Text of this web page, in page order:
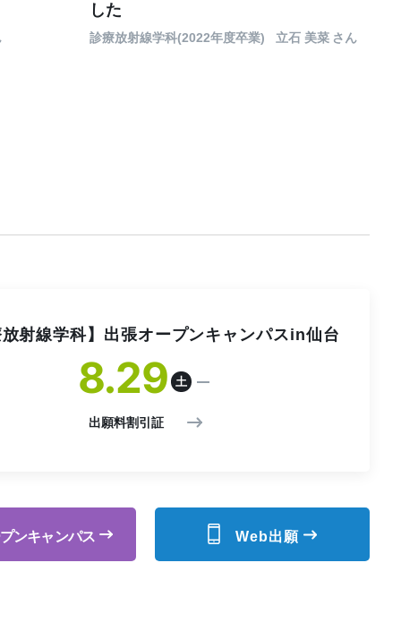
した
診療放射線学科(2022年度卒業) 立石 美菜 さん
放射線学科】出張オープンキャンパスin仙台
8 29 土
出願料割引証
ンキャンパス Web出願